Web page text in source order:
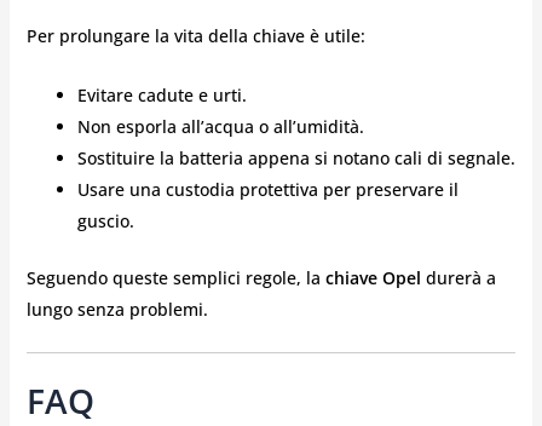
Per prolungare la vita della chiave è utile:
Evitare cadute e urti.
Non esporla all’acqua o all’umidità.
Sostituire la batteria appena si notano cali di segnale.
Usare una custodia protettiva per preservare il
guscio.
Seguendo queste semplici regole, la chiave Opel durerà a
lungo senza problemi.
FAQ